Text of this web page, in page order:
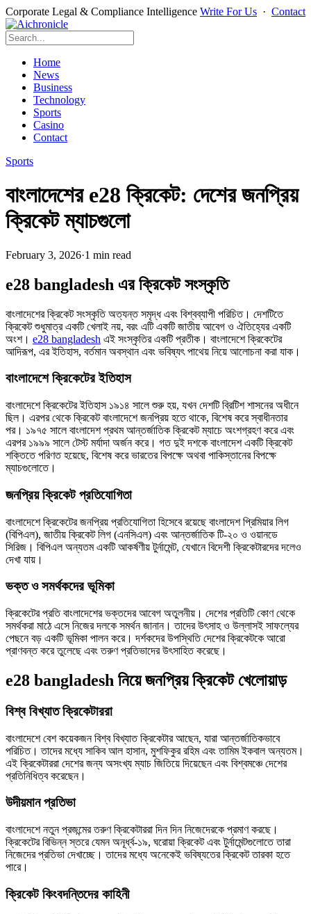
Corporate Legal & Compliance Intelligence Write For Us · Contact
Home
News
Business
Technology
Sports
Casino
Contact
Sports
বাংলাদেশের e28 ক্রিকেট: দেশের জনপ্রিয়
ক্রিকেট ম্যাচগুলো
February 3, 2026·1 min read
e28 bangladesh এর ক্রিকেট সংস্কৃতি
বাংলাদেশের ক্রিকেট সংস্কৃতি অত্যন্ত সমৃদ্ধ এবং বিশ্বব্যাপী পরিচিত। দেশটিতে
ক্রিকেট শুধুমাত্র একটি খেলাই নয়, বরং এটি একটি জাতীয় আবেগ ও ঐতিহ্যের একটি
অংশ। e28 bangladesh এই সংস্কৃতির একটি প্রতীক। বাংলাদেশে ক্রিকেটের
আদিরূপ, এর ইতিহাস, বর্তমান অবস্থান এবং ভবিষ্যৎ পাথেয় নিয়ে আলোচনা করা যাক।
বাংলাদেশে ক্রিকেটের ইতিহাস
বাংলাদেশে ক্রিকেটের ইতিহাস ১৯১৪ সালে শুরু হয়, যখন দেশটি ব্রিটিশ শাসনের অধীনে
ছিল। এরপর থেকে ক্রিকেট বাংলাদেশে জনপ্রিয় হতে থাকে, বিশেষ করে স্বাধীনতার
পর। ১৯৭৫ সালে বাংলাদেশ প্রথম আন্তর্জাতিক ক্রিকেট ম্যাচে অংশগ্রহণ করে এবং
এরপর ১৯৯৯ সালে টেস্ট মর্যাদা অর্জন করে। গত দুই দশকে বাংলাদেশ একটি ক্রিকেট
শক্তিতে পরিণত হয়েছে, বিশেষ করে ভারতের বিপক্ষে অথবা পাকিস্তানের বিপক্ষে
ম্যাচগুলোতে।
জনপ্রিয় ক্রিকেট প্রতিযোগিতা
বাংলাদেশে ক্রিকেটের জনপ্রিয় প্রতিযোগিতা হিসেবে রয়েছে বাংলাদেশ প্রিমিয়ার লিগ
(বিপিএল), জাতীয় ক্রিকেট লিগ (এনসিএল) এবং আন্তর্জাতিক টি-২০ ও ওয়ানডে
সিরিজ। বিপিএল অন্যতম একটি আকর্ষণীয় টুর্নামেন্ট, যেখানে বিদেশী ক্রিকেটারদের দলেও
দেখা যায়।
ভক্ত ও সমর্থকদের ভূমিকা
ক্রিকেটের প্রতি বাংলাদেশের ভক্তদের আবেগ অতুলনীয়। দেশের প্রতিটি কোণ থেকে
সমর্থকরা মাঠে এসে নিজের দলকে সমর্থন জানান। তাদের উৎসাহ ও উল্লাসই সাফল্যের
পেছনে বড় একটি ভূমিকা পালন করে। দর্শকদের উপস্থিতি দেশের ক্রিকেটকে আরো
প্রাণবন্ত করে তুলেছে এবং তরুণ প্রতিভাদের উৎসাহিত করেছে।
e28 bangladesh নিয়ে জনপ্রিয় ক্রিকেট খেলোয়াড়
বিশ্ব বিখ্যাত ক্রিকেটাররা
বাংলাদেশে বেশ কয়েকজন বিশ্ব বিখ্যাত ক্রিকেটার আছেন, যারা আন্তর্জাতিকভাবে
পরিচিত। তাদের মধ্যে সাকিব আল হাসান, মুশফিকুর রহিম এবং তামিম ইকবাল অন্যতম।
এই ক্রিকেটাররা দেশের জন্য অসংখ্য ম্যাচ জিতিয়ে দিয়েছেন এবং বিশ্বমঞ্চে দেশের
প্রতিনিধিত্ব করেছেন।
উদীয়মান প্রতিভা
বাংলাদেশে নতুন প্রজন্মের তরুণ ক্রিকেটাররা দিন দিন নিজেদেরকে প্রমাণ করছে।
ক্রিকেটের বিভিন্ন স্তরে যেমন অনূর্ধ্ব-১৯, ঘরোয়া ক্রিকেট এবং টুর্নামেন্টগুলোতে তারা
নিজেদের প্রতিভা দেখাচ্ছে। তাদের মধ্যে অনেকেই ভবিষ্যতের ক্রিকেট তারকা হতে
পারে।
ক্রিকেট কিংবদন্তিদের কাহিনী